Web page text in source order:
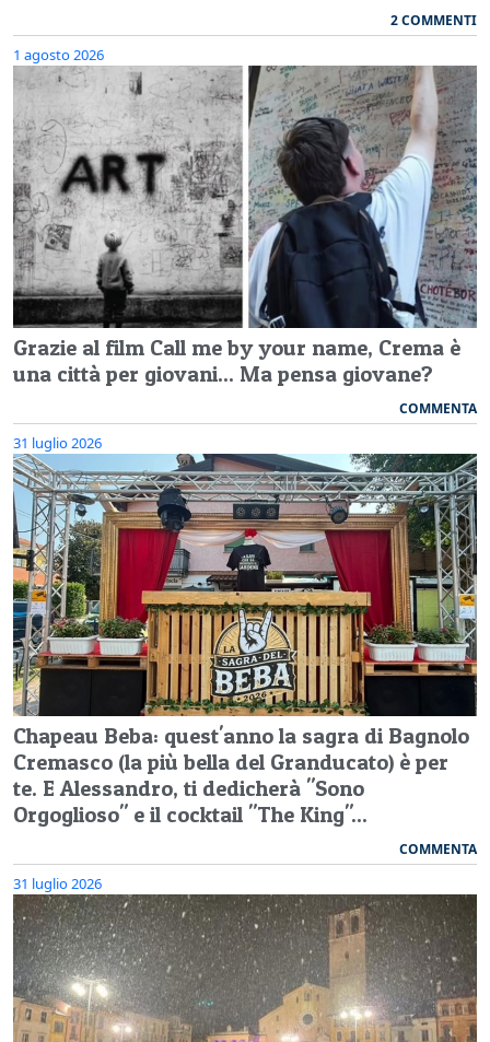
2 COMMENTI
1 agosto 2026
Grazie al film Call me by your name, Crema è
una città per giovani... Ma pensa giovane?
COMMENTA
31 luglio 2026
Chapeau Beba: quest'anno la sagra di Bagnolo
Cremasco (la più bella del Granducato) è per
te. E Alessandro, ti dedicherà "Sono
Orgoglioso" e il cocktail "The King"...
COMMENTA
31 luglio 2026